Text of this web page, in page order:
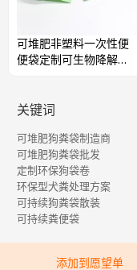
√可堆肥。
√水性油墨。
产品详细参数
可持续性框架：
可堆肥非塑料一次性便
便袋定制可生物降解狗
关键词
可堆肥狗粪袋制造商
可堆肥狗粪袋批发
定制环保狗袋卷
环保型犬粪处理方案
可持续狗粪袋散装
可持续粪便袋
添加到愿望单